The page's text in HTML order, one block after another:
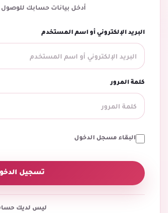
أدخل بيانات حسابك للوصول
البريد الإلكتروني أو اسم المستخدم
كلمة المرور
البقاء مسجل الدخول
تسجيل
ليس لديك